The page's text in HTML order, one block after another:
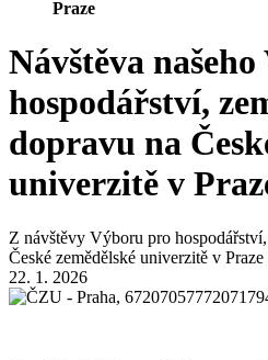
Praze
Návštěva
hospodářství,
dopravu na
univerzitě v
Z návštěvy Výboru pro
České zemědělské univerzitě v
22. 1. 2026